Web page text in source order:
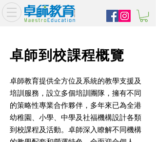
​卓師到校課程概覽
卓師教育提供全方位及系統的教學支援及
培訓服務，設立多個培訓團隊，擁有不同
的策略性專業合作夥伴，多年來已為全港
幼稚園、小學、中學及社福機構設計各類
到校課程及活動。卓師深入瞭解不同機構